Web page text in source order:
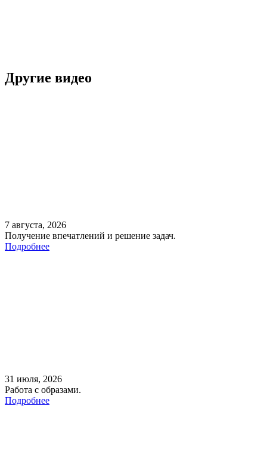
Другие видео
7 августа, 2026
Получение впечатлений и решение задач.
Подробнее
31 июля, 2026
Работа с образами.
Подробнее